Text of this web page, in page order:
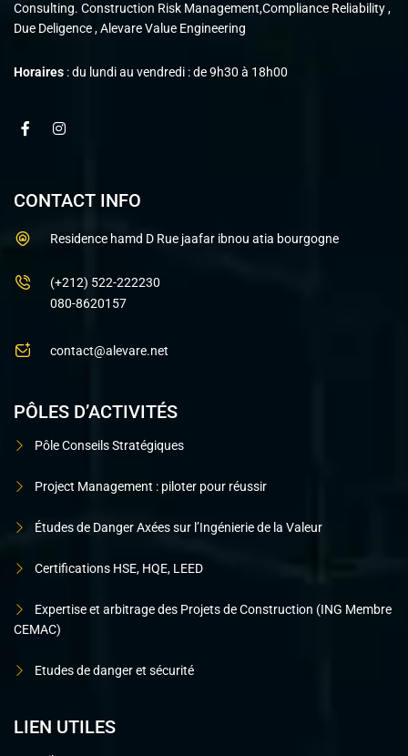
Consulting. Construction Risk Management,Compliance Reliability ,
Due Deligence , Alevare Value Engineering
Horaires : du lundi au vendredi : de 9h30 à 18h00
CONTACT INFO
Residence hamd D Rue jaafar ibnou atia bourgogne
(+212) 522-222230
080-8620157
contact@alevare.net
PÔLES D’ACTIVITÉS
Pôle Conseils Stratégiques
Project Management : piloter pour réussir
Études de Danger Axées sur l’Ingénierie de la Valeur
Certifications HSE, HQE, LEED
Expertise et arbitrage des Projets de Construction (ING Membre
CEMAC)
Etudes de danger et sécurité
LIEN UTILES